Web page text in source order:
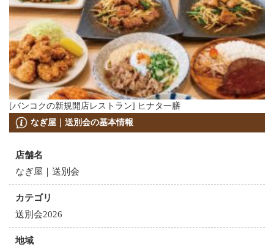
[バンコクの新規開店レストラン] ヒナタ一膳
なぎ屋｜送別会の基本情報
店舗名
なぎ屋｜送別会
カテゴリ
送別会2026
地域